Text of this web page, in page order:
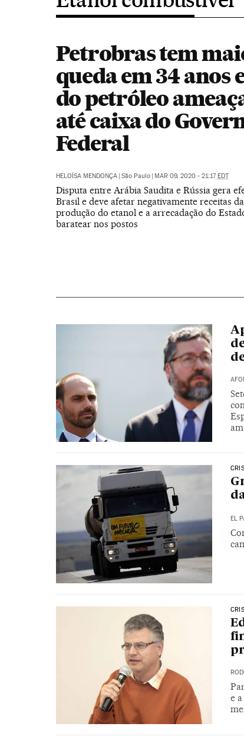
Petrobras tem
queda em 34 anos
do petróleo
até caixa do
Federal
HELOÍSA MENDONÇA | São Paulo | MAR 09, 2020 - 21:17EDT
Disputa entre Arábia Saudita e Rússia gera
Brasil e deve afetar negativamente receitas
produção do etanol e a arrecadação do
baratear nos postos
EL
e